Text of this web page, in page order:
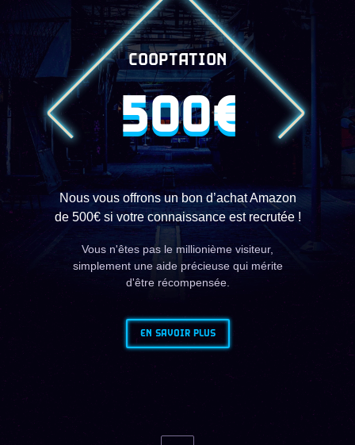
COOPTATION
500€
Nous vous offrons un bon d’achat Amazon
de 500€ si votre connaissance est recrutée !
Vous n'êtes pas le millionième visiteur,
simplement une aide précieuse qui mérite
d'être récompensée.
EN SAVOIR PLUS